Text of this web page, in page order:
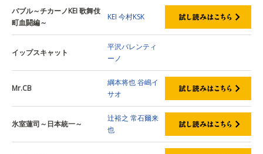
バブル～チカーノKEI 歌舞伎
町血闘編～
KEI 今村KSK
イップスキャット
平沢バレンティ
ーノ
Mr.CB
綱本将也谷嶋イ
サオ
氷室蓮司～日本統一～
辻裕之 常石爾来
也